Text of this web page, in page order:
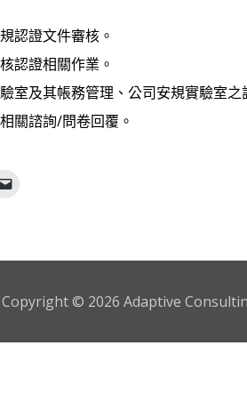
認證文件審核。
認證相關作業。
室及其帳務管理、公司安規實驗室
關諮詢/問卷回覆。
Copyright © 2026 Adaptive